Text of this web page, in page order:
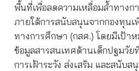
พื้นที่เพื่อลดความเหลื่อมล้ำทางก
ภายใต้การสนับสนุนจากกองทุนเ
ทางการศึกษา (กสศ.) โดยมีเป้า
ข้อมูลสารสนเทศด้านเด็กปฐมวัย
การเฝ้าระวัง ส่งเสริม และสนับส